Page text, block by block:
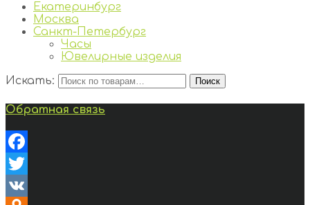
Екатеринбург
Москва
Санкт-Петербург
Часы
Ювелирные изделия
Искать:
Поиск
Обратная связь
Facebook
Twitter